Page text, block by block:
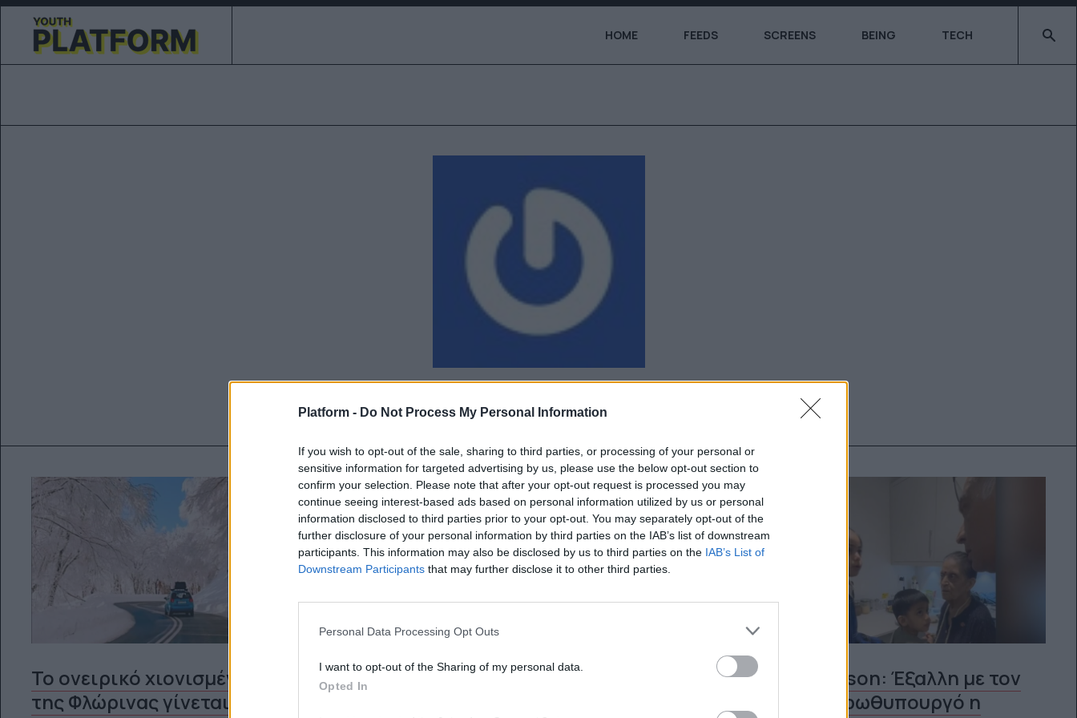
Platform - Do Not Process My Personal Information
If you wish to opt-out of the sale, sharing to third parties, or processing of your personal or
sensitive information for targeted advertising by us, please use the below opt-out section to
confirm your selection. Please note that after your opt-out request is processed you may
continue seeing interest-based ads based on personal information utilized by us or personal
information disclosed to third parties prior to your opt-out. You may separately opt-out of the
further disclosure of your personal information by third parties on the IAB’s list of downstream
participants. This information may also be disclosed by us to third parties on the IAB’s List of
Downstream Participants that may further disclose it to other third parties.
Personal Data Processing Opt Outs
I want to opt-out of the Sharing of my personal data.
Opted In
HOME FEEDS SCREENS BEING TECH Type
Το ονειρικό χιονισμένο τοπίο
της Φλώρινας γίνεται το
Boris Johnson: Έξαλλη με τον
Βρετανό πρωθυπουργό η